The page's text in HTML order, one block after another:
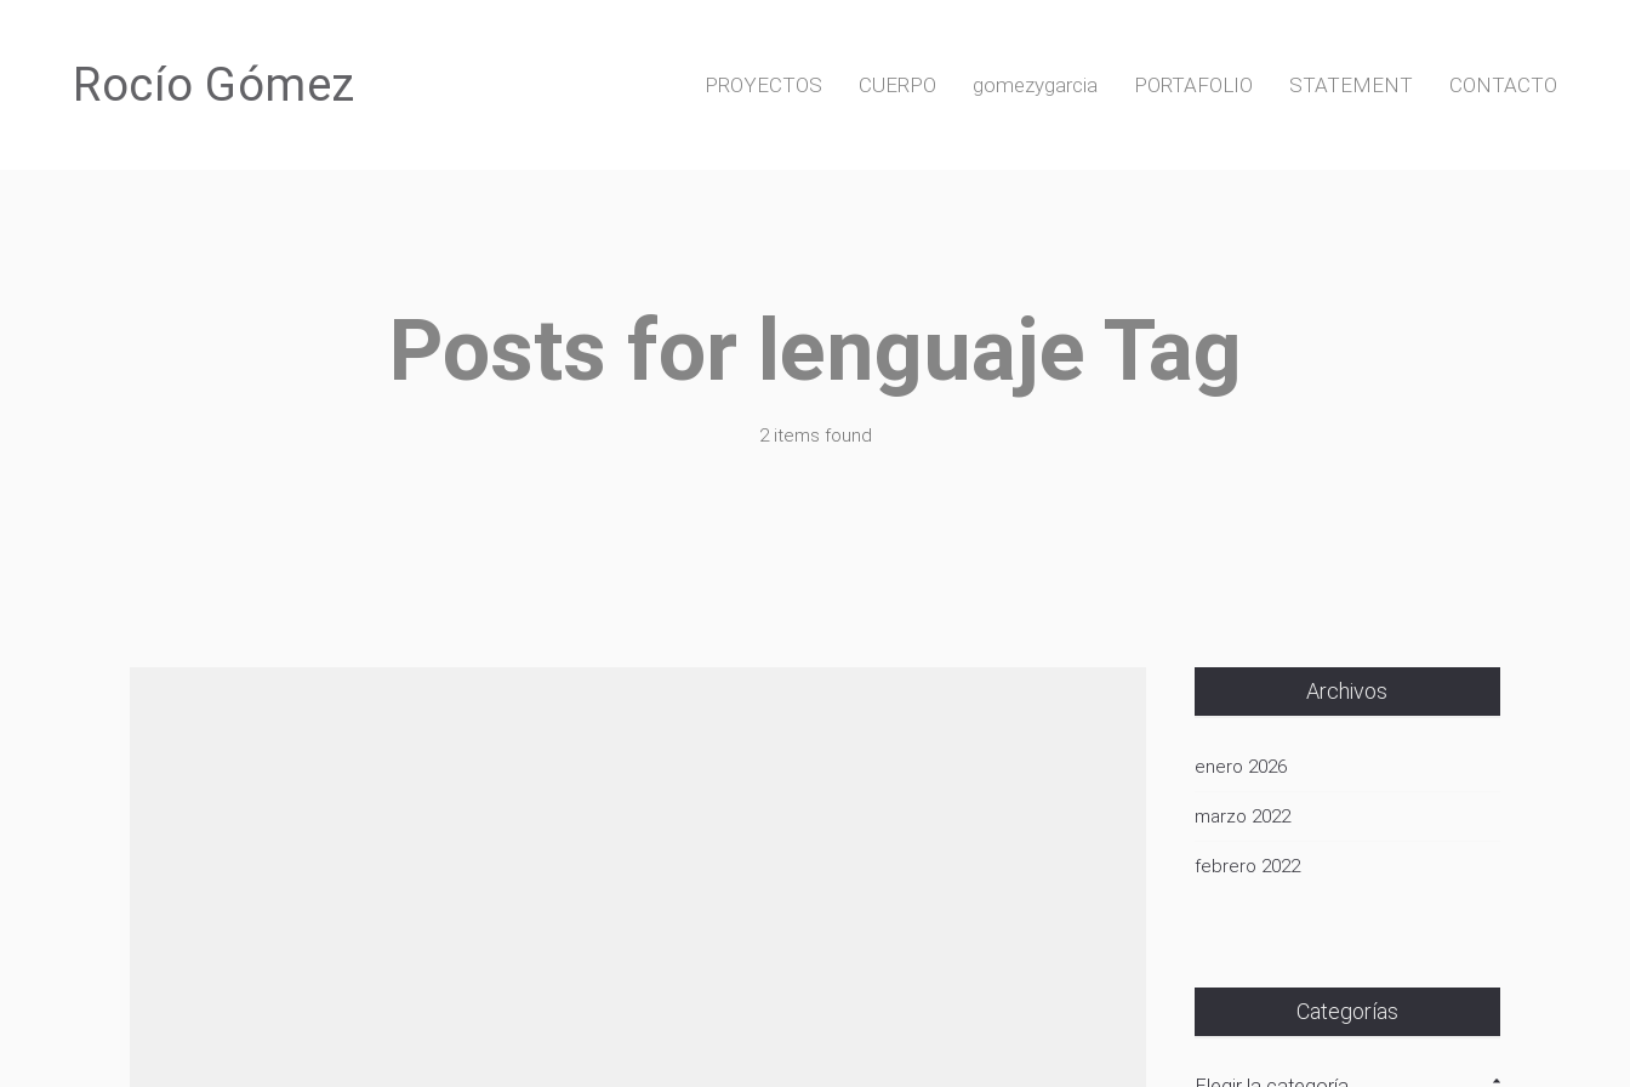
PROYECTOS CUERPO gomezygarcia PORTAFOLIO STATEMENT CONTACTO
Rocío Gómez
Posts for lenguaje Tag
2 items found
Archivos
enero 2026
marzo 2022
febrero 2022
Categorías